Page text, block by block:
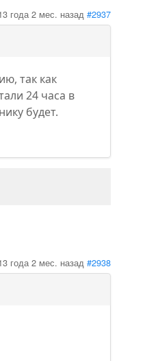
года 2 мес. назад #2937
так как
24 часа в
будет.
года 2 мес. назад #2938